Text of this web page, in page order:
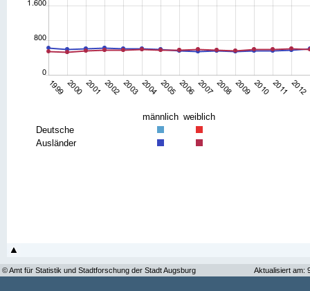
männlich weiblich
Deutsche
Ausländer
© Amt für Statistik und Stadtforschung der Stadt Augsburg Aktualisiert am: